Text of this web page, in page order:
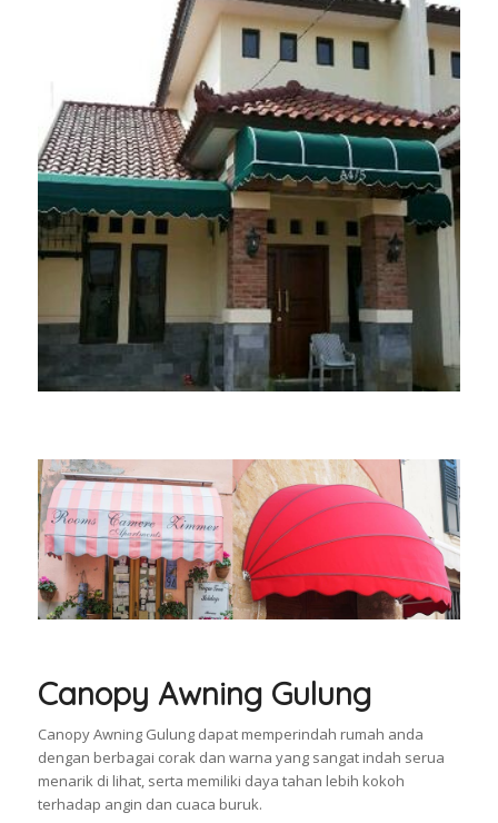
Canopy Awning Gulung
Canopy Awning Gulung dapat memperindah rumah anda
dengan berbagai corak dan warna yang sangat indah serua
menarik di lihat, serta memiliki daya tahan lebih kokoh
terhadap angin dan cuaca buruk.